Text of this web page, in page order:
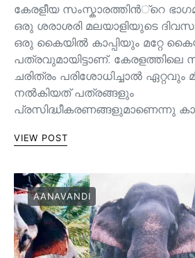
കേരളീയ സംസ്കാരത്തിന്‍്റെ
ഒരു ശരാശരി മലയാളിയുടെ
ഒരു കൈയില്‍ കാപ്പിയും മറ്റേ
പത്രവുമായിട്ടാണ്. കേരളത്തിലെ
ചരിത്രം പരിശോധിച്ചാല്‍ ഏറ്റവും
നല്‍കിയത് പത്രങ്ങളും
പ്രസിദ്ധീകരണങ്ങളുമാണെന്നു
VIEW POST
AANAVANDI